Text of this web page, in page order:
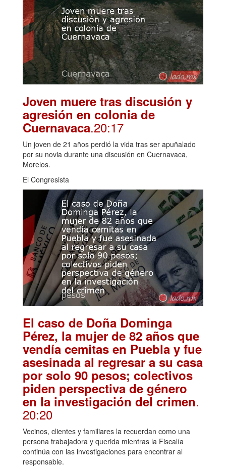
Joven muere tras discusión y
agresión en colonia de
Cuernavaca.20:17
Un joven de 21 años perdió la vida tras ser apuñalado
por su novia durante una discusión en Cuernavaca,
Morelos.
El Congresista
El caso de Doña Dominga
Pérez, la mujer de 82 años que
vendía cemitas en Puebla y fue
asesinada al regresar a su casa
por solo 90 pesos; colectivos
piden perspectiva de género
en la investigación del crimen.
20:20
Vecinos, clientes y familiares la recuerdan como una
persona trabajadora y querida mientras la Fiscalía
continúa con las investigaciones para encontrar al
responsable.